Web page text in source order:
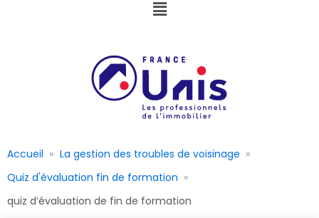
Accueil
La gestion des troubles de voisinage
Quiz d'évaluation fin de formation
quiz d’évaluation de fin de formation